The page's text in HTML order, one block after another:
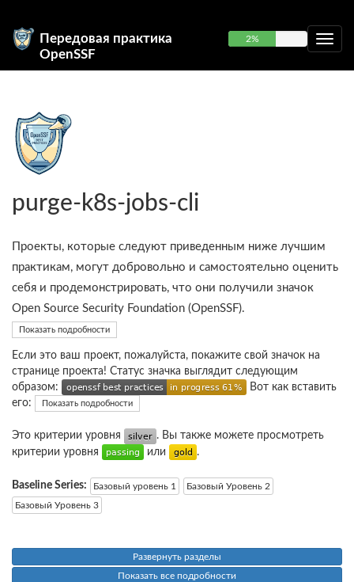
Передовая практика
OpenSSF
2%
purge-k8s-jobs-cli
Проекты, которые следуют приведенным ниже лучшим
практикам, могут добровольно и самостоятельно оценить
себя и продемонстрировать, что они получили значок
Open Source Security Foundation (OpenSSF).
Показать подробности
Если это ваш проект, пожалуйста, покажите свой значок на
странице проекта! Статус значка выглядит следующим
образом:
Вот как вставить
его:
Показать подробности
Это критерии уровня
. Вы также можете просмотреть
критерии уровня
или .
Baseline Series: Базовый уровень 1
Базовый Уровень 2
Базовый Уровень 3
Развернуть разделы
Показать все подробности